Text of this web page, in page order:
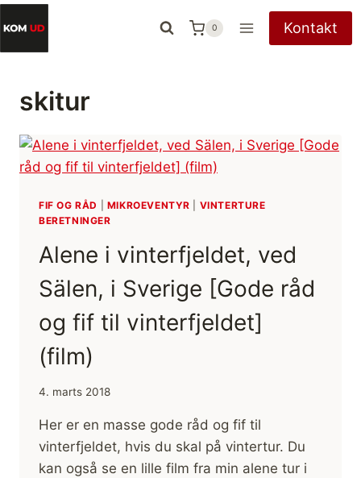
Fortsæt
til
indhold
0 Kontakt
skitur
FIF OG RÅD MIKROEVENTYR
VINTERTURE
BERETNINGER
Alene i vinterfjeldet, ved
Sälen, i Sverige [Gode råd
og fif til vinterfjeldet]
(film)
4. marts 2018
Her er en masse gode råd og fif til
vinterfjeldet, hvis du skal på vintertur. Du
kan også se en lille film fra min alene tur i